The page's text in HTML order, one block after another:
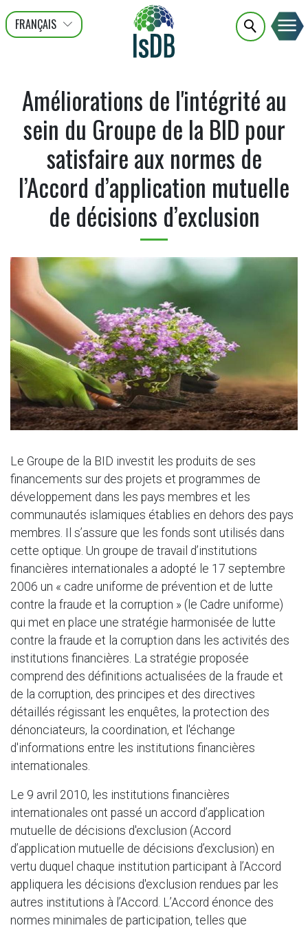
FRANÇAIS
ENGLISH
عربى
Améliorations de l'intégrité au
sein du Groupe de la BID pour
satisfaire aux normes de
l’Accord d’application mutuelle
de décisions d’exclusion
Le Groupe de la BID investit les produits de ses
financements sur des projets et programmes de
développement dans les pays membres et les
communautés islamiques établies en dehors des pays
membres. Il s’assure que les fonds sont utilisés dans
cette optique. Un groupe de travail d’institutions
financières internationales a adopté le 17 septembre
2006 un « cadre uniforme de prévention et de lutte
contre la fraude et la corruption » (le Cadre uniforme)
qui met en place une stratégie harmonisée de lutte
contre la fraude et la corruption dans les activités des
institutions financières. La stratégie proposée
comprend des définitions actualisées de la fraude et
de la corruption, des principes et des directives
détaillés régissant les enquêtes, la protection des
dénonciateurs, la coordination, et l'échange
d'informations entre les institutions financières
internationales.
Le 9 avril 2010, les institutions financières
internationales ont passé un accord d’application
mutuelle de décisions d'exclusion (Accord
d’application mutuelle de décisions d’exclusion) en
vertu duquel chaque institution participant à l’Accord
appliquera les décisions d'exclusion rendues par les
autres institutions à l’Accord. L’Accord énonce des
normes minimales de participation, telles que